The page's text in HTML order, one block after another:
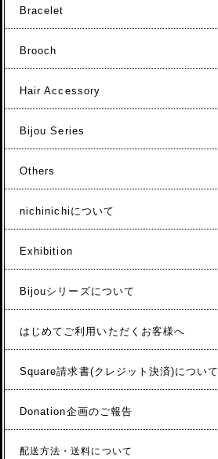
Bracelet
Brooch
Hair Accessory
Bijou Series
Others
nichinichiについて
Exhibition
Bijouシリーズについて
はじめてご利用いただくお客様へ
Square請求書(クレジット決済)について
Donation企画のご報告
配送方法・送料について